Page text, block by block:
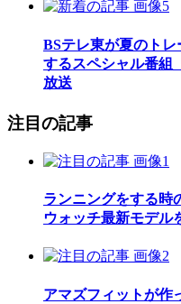
BSテレ東が夏のト
するスペシャル番組
放送
注目の記事
ランニングをする時
ウォッチ最新モデル
アマズフィットが作